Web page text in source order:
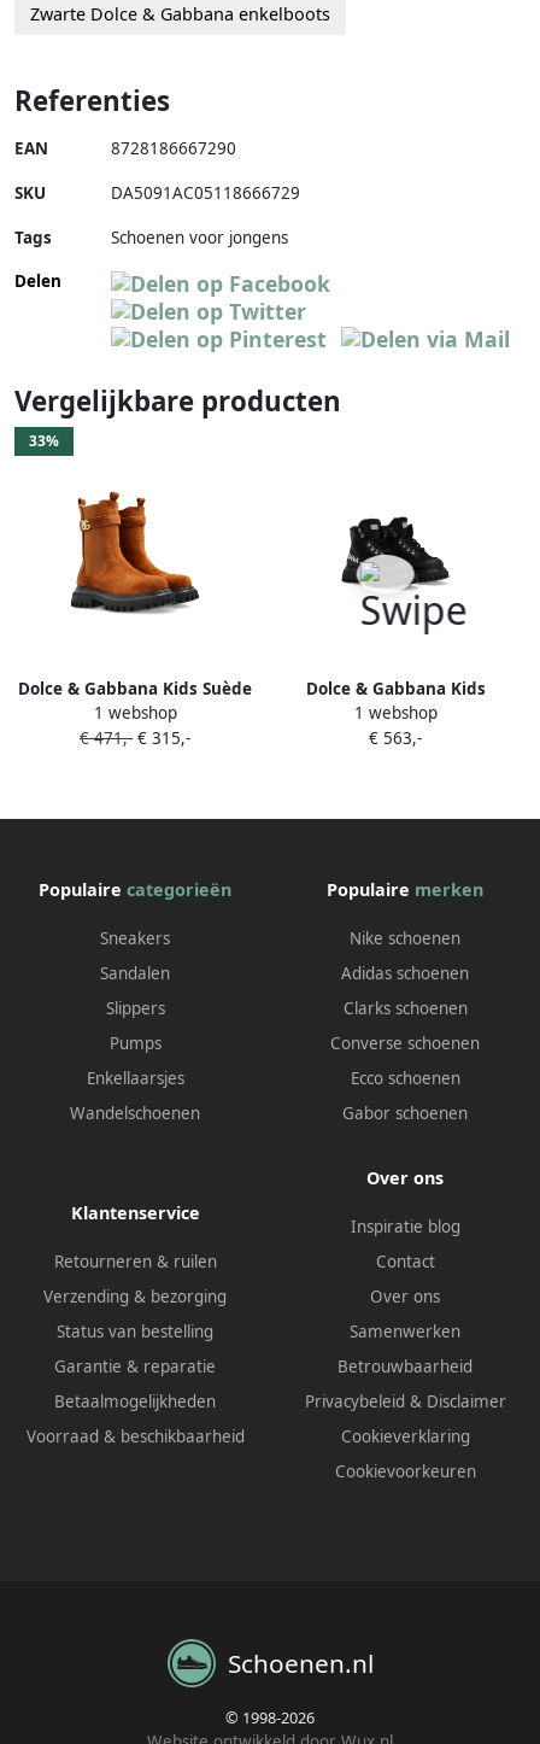
Zwarte Dolce & Gabbana enkelboots
Referenties
EAN 8728186667290
SKU DA5091AC05118666729
Tags
Schoenen voor jongens
Delen
Vergelijkbare producten
33%
Dolce & Gabbana Kids Suède
enkellaarzen met
logoplakkaat Bruin
1 webshop
€ 471,- € 315,-
Dolce & Gabbana Kids
Enkellaarzen met logoprint
Zwart
1 webshop
€ 563,-
Populaire categorieën
Sneakers
Sandalen
Slippers
Pumps
Enkellaarsjes
Wandelschoenen
Populaire merken
Nike schoenen
Adidas schoenen
Clarks schoenen
Converse schoenen
Ecco schoenen
Gabor schoenen
Klantenservice
Retourneren & ruilen
Verzending & bezorging
Status van bestelling
Garantie & reparatie
Betaalmogelijkheden
Voorraad & beschikbaarheid
Over ons
Inspiratie blog
Contact
Over ons
Samenwerken
Betrouwbaarheid
Privacybeleid & Disclaimer
Cookieverklaring
Cookievoorkeuren
Schoenen.nl
© 1998-2026